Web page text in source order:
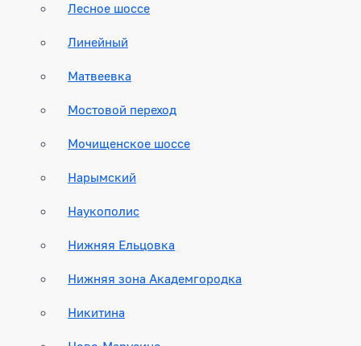
Лесное шоссе
Линейный
Матвеевка
Мостовой переход
Мочищенское шоссе
Нарымский
Наукополис
Нижняя Ельцовка
Нижняя зона Академгородка
Никитина